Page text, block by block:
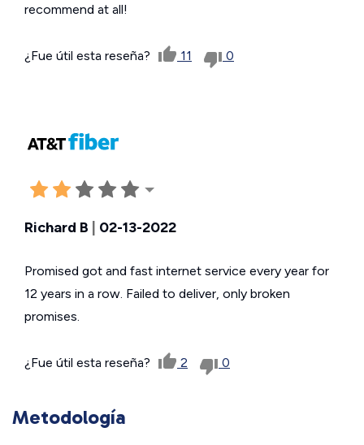
recommend at all!
¿Fue útil esta reseña? 11 0
Richard B 02-13-2022
Promised got and fast internet service every year for
12 years in a row. Failed to deliver, only broken
promises.
¿Fue útil esta reseña? 2 0
Metodología